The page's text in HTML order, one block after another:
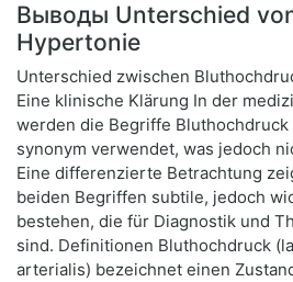
Выводы Unterschied
Hypertonie
Unterschied zwischen
Eine klinische Klärung In der
werden die Begriffe
synonym verwendet, was jedoch
Eine differenzierte Betrachtung
beiden Begriffen subtile, jedoch
bestehen, die für Diagnostik und
sind. Definitionen Bluthochdruck
arterialis) bezeichnet einen